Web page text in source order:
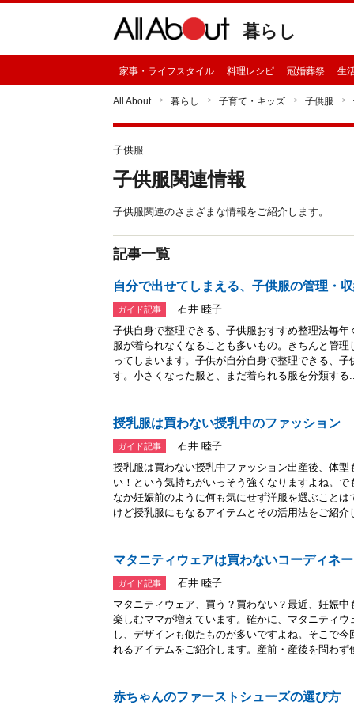
暮らし
家事・ライフスタイル 料理レシピ 冠婚葬祭 生
All About 暮らし 子育て・キッズ 子供服
子供服
子供服関連情報
子供服関連のさまざまな情報をご紹介します。
記事一覧
自分で出せてしまえる、子供服の管理・
ガイド記事
石井 睦子
子供自身で整理できる、子供服おすすめ整理法毎
服が着られなくなることも多いもの。きちんと管
ってしまいます。子供が自分自身で整理できる、
す。小さくなった服と、まだ着られる服を分類する
授乳服は買わない授乳中のファッション
ガイド記事
石井 睦子
授乳服は買わない授乳中ファッション出産後、体
い！という気持ちがいっそう強くなりますよね。
なか妊娠前のように何も気にせず洋服を選ぶこと
けど授乳服にもなるアイテムとその活用法をご紹介
マタニティウェアは買わないコーディネ
ガイド記事
石井 睦子
マタニティウェア、買う？買わない？最近、妊娠
楽しむママが増えています。確かに、マタニティ
し、デザインも似たものが多いですよね。そこで
れるアイテムをご紹介します。産前・産後を問わず
赤ちゃんのファーストシューズの選び方